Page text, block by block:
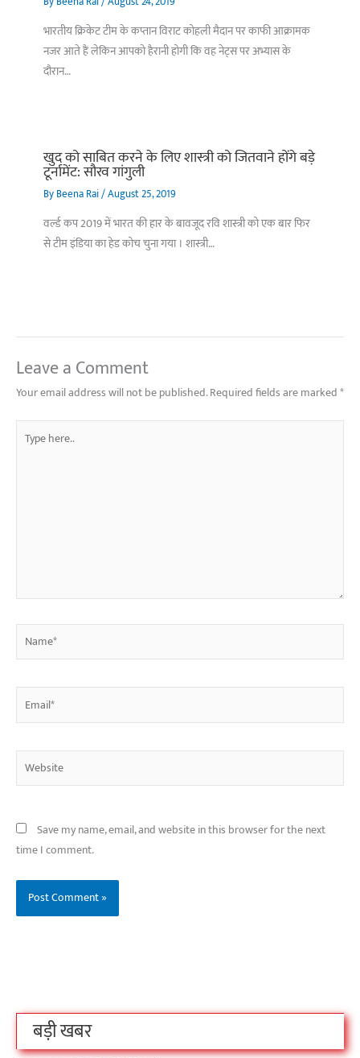
भारतीय क्रिकेट टीम के कप्तान विराट कोहली मैदान पर काफी आक्रामक
नजर आते हैं लेकिन आपको हैरानी होगी कि वह नेट्स पर अभ्यास के
दौरान…
खुद को साबित करने के लिए शास्त्री को जितवाने होंगे बड़े
टूर्नामेंट: सौरव गांगुली
ByBeena Rai/August 25, 2019
वर्ल्ड कप 2019 में भारत की हार के बावजूद रवि शास्त्री को एक बार फिर
से टीम इंडिया का हेड कोच चुना गया । शास्त्री…
Leave a Comment
Your email address will not be published.Required fields are marked*
here..
Website
Save my name, email, and website in this browser for the next
time I comment.
बड़ी खबर